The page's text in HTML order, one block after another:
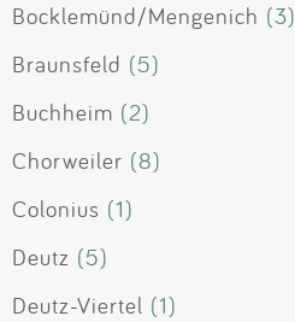
Bocklemünd/Mengenich (3)
Braunsfeld (5)
Buchheim (2)
Chorweiler (8)
Colonius (1)
Deutz (5)
Deutz-Viertel (1)